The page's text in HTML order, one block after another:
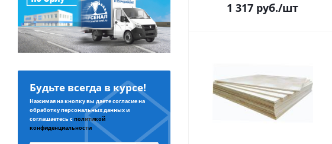
1 317 руб./шт
Будьте всегда в курсе!
Нажимая на кнопку вы даете согласие на
обработку персональных данных и
соглашаетесь сполитикой
конфиденциальности